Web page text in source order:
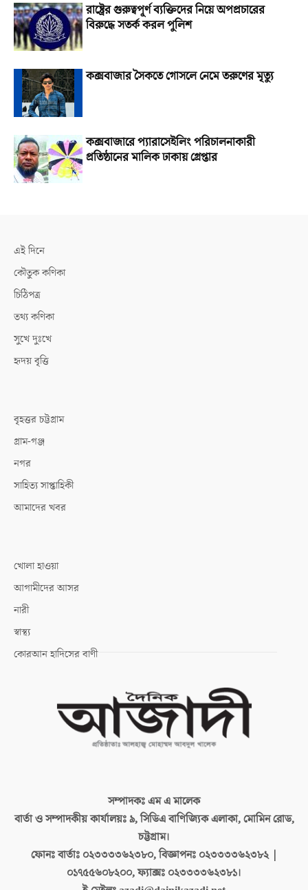
রাষ্ট্রের গুরুত্বপূর্ণ ব্যক্তিদের নিয়ে অপপ্রচারের
বিরুদ্ধে সতর্ক করল পুলিশ
কক্সবাজার সৈকতে গোসলে নেমে তরুণের মৃত্যু
কক্সবাজারে প্যারাসেইলিং পরিচালনাকারী
প্রতিষ্ঠানের মালিক ঢাকায় গ্রেপ্তার
এই দিনে
কৌতুক কণিকা
চিঠিপত্র
তথ্য কণিকা
সুখে দুঃখে
হৃদয় বৃত্তি
বৃহত্তর চট্টগ্রাম
গ্রাম-গঞ্জ
নগর
সাহিত্য সাপ্তাহিকী
আমাদের খবর
খোলা হাওয়া
আগামীদের আসর
নারী
স্বাস্থ্য
কোরআন হাদিসের বাণী
সম্পাদকঃএম এ মালেক
বার্তা ও সম্পাদকীয় কার্যালয়ঃ৯, সিডিএ বাণিজ্যিক এলাকা, মোমিন রোড,
চট্টগ্রাম।
ফোনঃ বার্তাঃ ০২৩৩৩৩৬২৩৮০, বিজ্ঞাপনঃ ০২৩৩৩৩৬২৩৮২ |
০১৭৫৫৬০৮২০০, ফ্যাক্সঃ ০২৩৩৩৩৬২৩৮১।